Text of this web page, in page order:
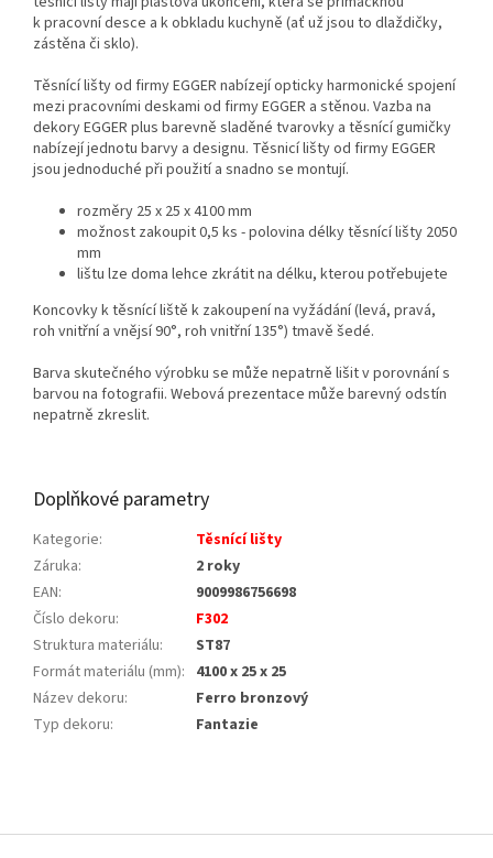
k pracovní desce a k obkladu kuchyně (ať už jsou to dlaždičky,
zástěna či sklo).
Těsnící lišty od firmy EGGER nabízejí opticky harmonické spojení
mezi pracovními deskami od firmy EGGER a stěnou. Vazba na
dekory EGGER plus barevně sladěné tvarovky a těsnící gumičky
nabízejí jednotu barvy a designu. Těsnicí lišty od firmy EGGER
jsou jednoduché při použití a snadno se montují.
rozměry 25 x 25 x 4100 mm
možnost zakoupit 0,5 ks - polovina délky těsnící lišty 2050
mm
lištu lze doma lehce zkrátit na délku, kterou potřebujete
Koncovky k těsnící liště k zakoupení na vyžádání (levá, pravá,
roh vnitřní a vnějsí 90°, roh vnitřní 135°) tmavě šedé.
Barva skutečného výrobku se může nepatrně lišit v porovnání s
barvou na fotografii. Webová prezentace může barevný odstín
nepatrně zkreslit.
Doplňkové parametry
Kategorie:
Těsnící lišty
Záruka:
2 roky
EAN:
9009986756698
Číslo dekoru:
F302
Struktura materiálu:
ST87
Formát materiálu (mm): 4100 x 25 x 25
Název dekoru:
Ferro bronzový
Typ dekoru: Fantazie
á